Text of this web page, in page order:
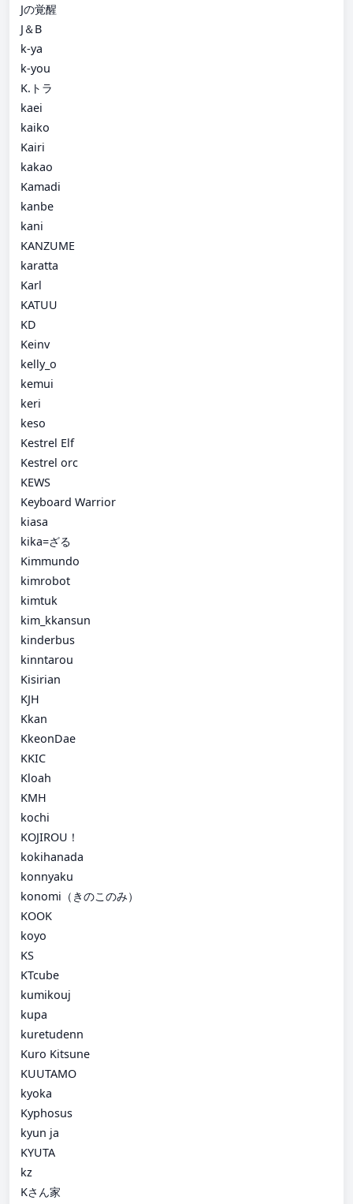
Jの覚醒
J＆B
k-ya
k-you
K.トラ
kaei
kaiko
Kairi
kakao
Kamadi
kanbe
kani
KANZUME
karatta
Karl
KATUU
KD
Keinv
kelly_o
kemui
keri
keso
Kestrel Elf
Kestrel orc
KEWS
Keyboard Warrior
kiasa
kika=ざる
Kimmundo
kimrobot
kimtuk
kim_kkansun
kinderbus
kinntarou
Kisirian
KJH
Kkan
KkeonDae
KKIC
Kloah
KMH
kochi
KOJIROU！
kokihanada
konnyaku
konomi（きのこのみ）
KOOK
koyo
KS
KTcube
kumikouj
kupa
kuretudenn
Kuro Kitsune
KUUTAMO
kyoka
Kyphosus
kyun ja
KYUTA
kz
Kさん家